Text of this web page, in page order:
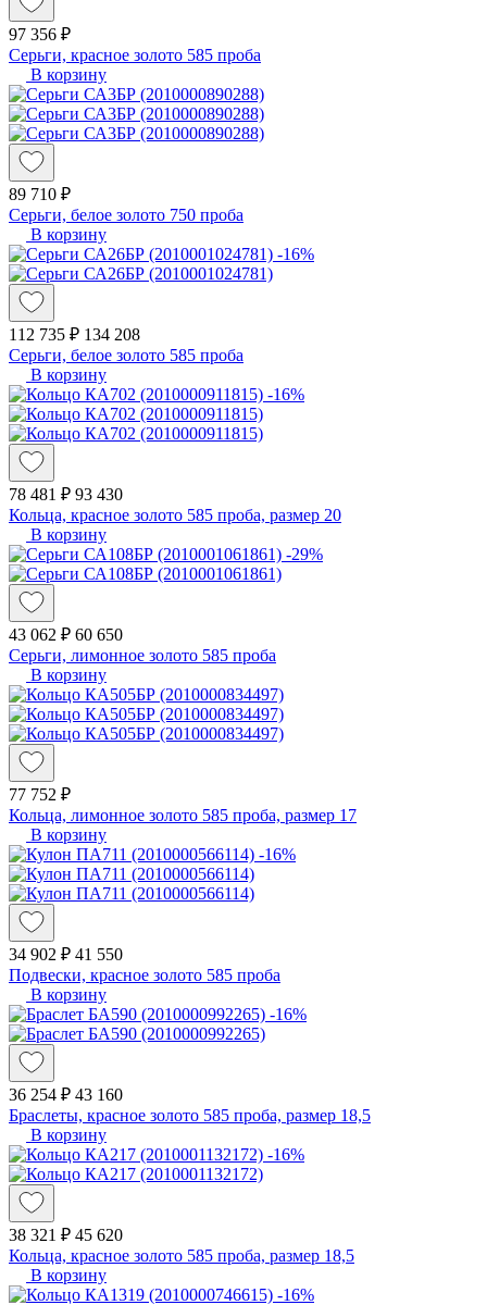
97 356 ₽
Серьги, красное золото 585 проба
В корзину
89 710 ₽
Серьги, белое золото 750 проба
В корзину
-16%
112 735 ₽ 134 208
Серьги, белое золото 585 проба
В корзину
-16%
78 481 ₽ 93 430
Кольца, красное золото 585 проба, размер 20
В корзину
-29%
43 062 ₽ 60 650
Серьги, лимонное золото 585 проба
В корзину
77 752 ₽
Кольца, лимонное золото 585 проба, размер 17
В корзину
-16%
34 902 ₽ 41 550
Подвески, красное золото 585 проба
В корзину
-16%
36 254 ₽ 43 160
Браслеты, красное золото 585 проба, размер 18,5
В корзину
-16%
38 321 ₽ 45 620
Кольца, красное золото 585 проба, размер 18,5
В корзину
-16%